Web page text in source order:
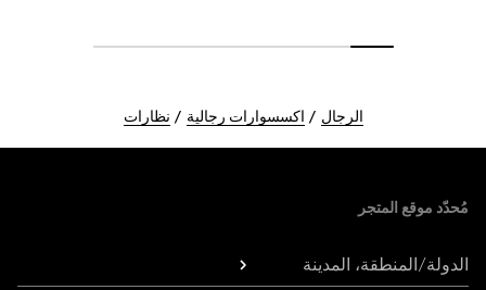
الرجال اكسسوارات رجالية نظارات
مُحدّد موقع المتجر
الدولة/المنطقة، المدينة